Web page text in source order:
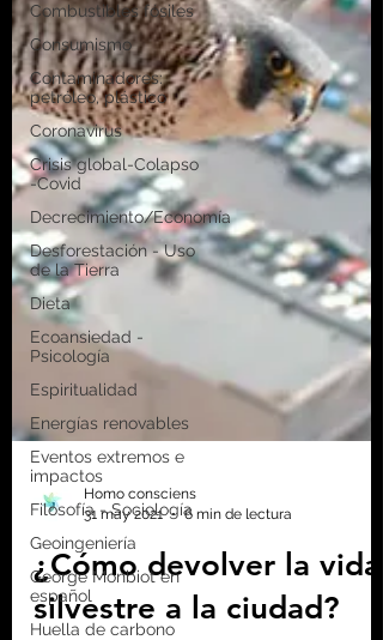
Combustibles fósiles
Consumismo
Contaminadores:
petróleo, plástico
Coronavirus
Crisis global-Colapso
-Covid
Decrecimiento/Economía
Desforestación - Uso
de la Tierra
Dieta
Ecoansiedad -
Psicología
Espiritualidad
Energías renovables
Eventos extremos e
impactos
Filosofía - Sociología
Geoingeniería
George Monbiot en
español
Huella de carbono
Homo consciens
31 may 2021
6 min de lectura
¿Cómo devolver la vida